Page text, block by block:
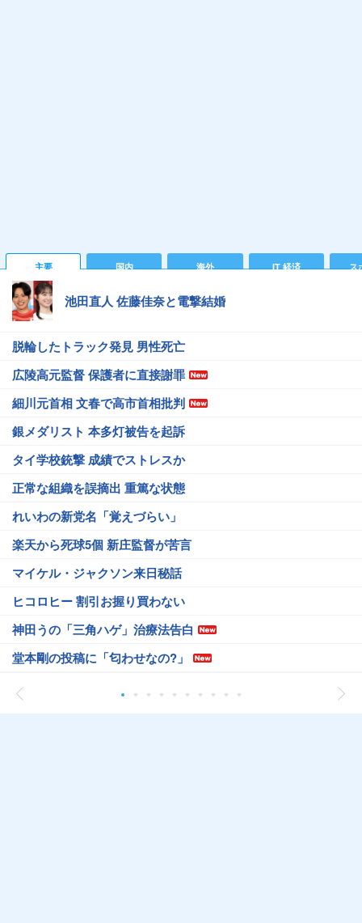
主要 国内 海外 IT 経済 ス
池田直人 佐藤佳奈と電撃結婚
脱輪したトラック発見 男性死亡
広陵高元監督 保護者に直接謝罪
細川元首相 文春で高市首相批判
銀メダリスト 本多灯被告を起訴
タイ学校銃撃 成績でストレスか
正常な組織を誤摘出 重篤な状態
れいわの新党名「覚えづらい」
楽天から死球5個 新庄監督が苦言
マイケル・ジャクソン来日秘話
ヒコロヒー 割引お握り買わない
神田うの「三角ハゲ」治療法告白
堂本剛の投稿に「匂わせなの?」